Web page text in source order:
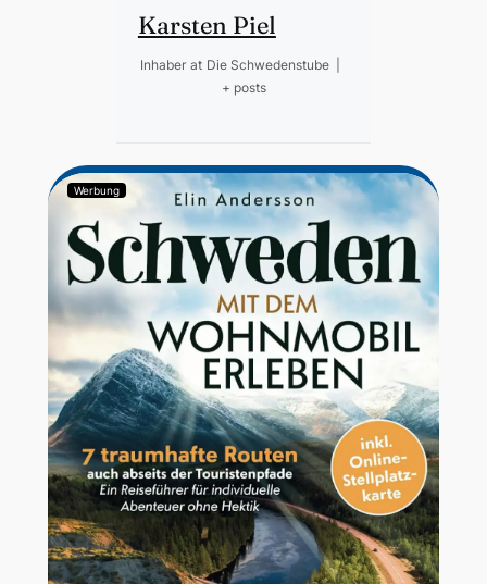
Karsten Piel
Inhaber at Die Schwedenstube
+ posts
Werbung